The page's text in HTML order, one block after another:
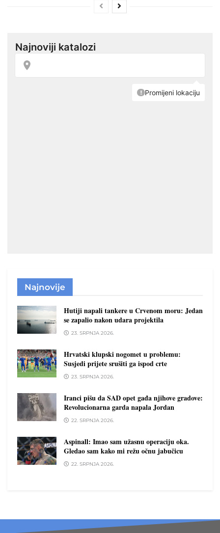
Najnovije
Hutiji napali tankere u Crvenom moru: Jedan
se zapalio nakon udara projektila
23. SRPNJA 2026.
Hrvatski klupski nogomet u problemu:
Susjedi prijete srušiti ga ispod crte
23. SRPNJA 2026.
Iranci pišu da SAD opet gađa njihove gradove:
Revolucionarna garda napala Jordan
22. SRPNJA 2026.
Aspinall: Imao sam užasnu operaciju oka.
Gledao sam kako mi režu očnu jabučicu
22. SRPNJA 2026.